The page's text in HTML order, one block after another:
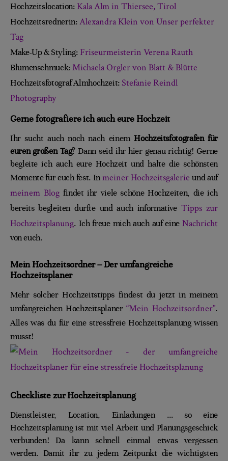
Hochzeitslocation: Kala Alm in Thiersee, Tirol
Hochzeitsrednerin:Alexandra Klein von Unser perfekter
Tag
Make-Up & Styling: Friseurmeisterin Verena Rauth
Blumenschmuck:Michaela Orgler von Blatt & Blütte
Hochzeitsfotograf Almhochzeit:Stefanie Reindl
Photography
Gerne fotografiere ich auch eure Hochzeit
Ihr sucht auch noch nach einem Hochzeitsfotografen für
euren großen Tag? Dann seid ihr hier genau richtig! Gerne
begleite ich auch eure Hochzeit und halte die schönsten
Momente für euch fest. Inmeiner Hochzeitsgalerie und auf
meinem Blog findet ihr viele schöne Hochzeiten, die ich
bereits begleiten durfte und auch informative Tipps zur
Hochzeitsplanung. Ich freue mich auch auf eine Nachricht
von euch.
Mein Hochzeitsordner – Der umfangreiche
Hochzeitsplaner
Mehr solcher Hochzeitstipps findest du jetzt in meinem
umfangreichen Hochzeitsplaner“Mein Hochzeitsordner”.
Alles was du für eine stressfreie Hochzeitsplanung wissen
musst!
Checkliste zur Hochzeitsplanung
Dienstleister, Location, Einladungen … so eine
Hochzeitsplanung ist mit viel Arbeit und Planungsgeschick
verbunden! Da kann schnell einmal etwas vergessen
werden. Damit ihr zu jedem Zeitpunkt die wichtigsten